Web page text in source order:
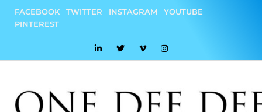
content
FACEBOOK TWITTER INSTAGRAM
YOUTUBE
PINTEREST